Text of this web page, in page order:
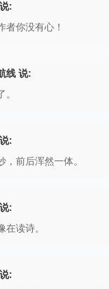
:
者你没有心！
线 说:
:
，前后浑然一体。
:
在读诗。
: